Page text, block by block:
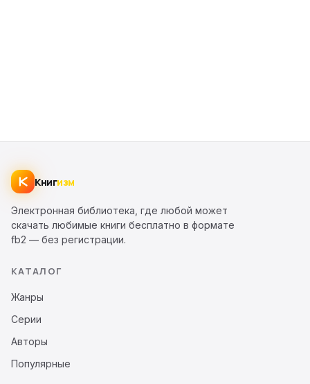
Книгизм
Электронная библиотека, где любой может
скачать любимые книги бесплатно в формате
fb2 — без регистрации.
КАТАЛОГ
Жанры
Серии
Авторы
Популярные